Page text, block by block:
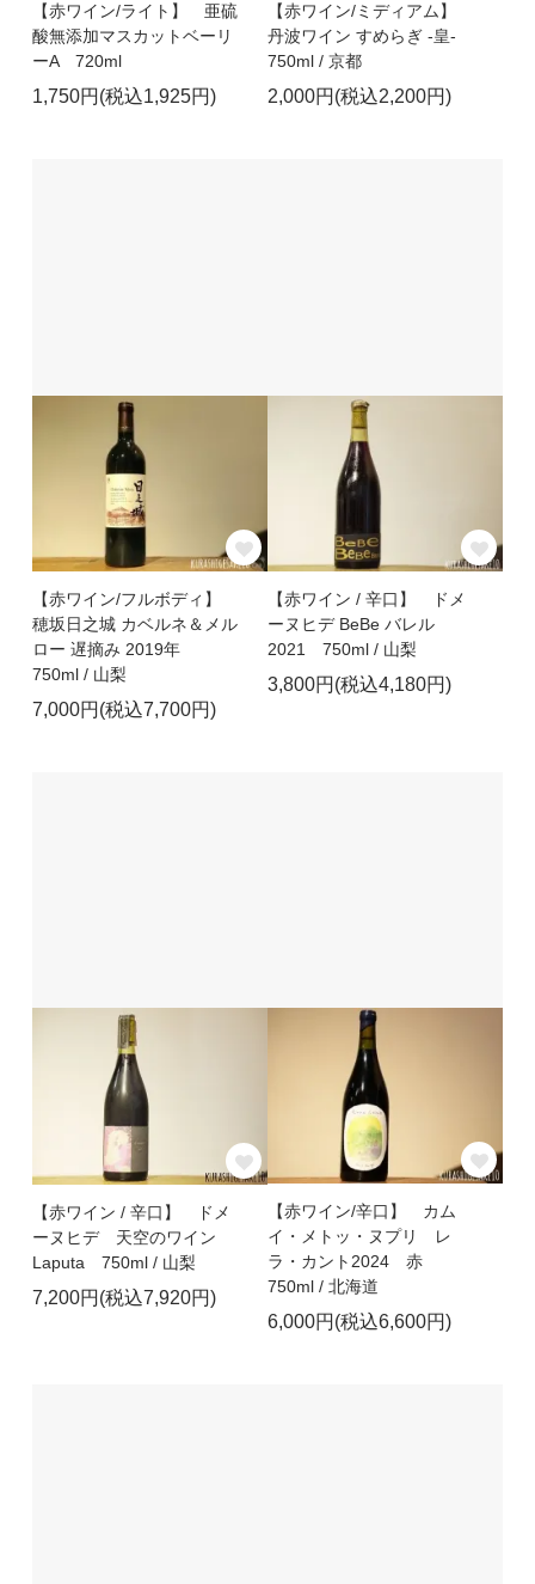
【赤ワイン/ライト】 亜硫
酸無添加マスカットベーリ
ーA 720ml
1,750円(税込1,925円)
【赤ワイン/ミディアム】
丹波ワイン すめらぎ -皇-
750ml / 京都
2,000円(税込2,200円)
【赤ワイン/フルボディ】
穂坂日之城 カベルネ＆メル
ロー 遅摘み 2019年
750ml / 山梨
7,000円(税込7,700円)
【赤ワイン / 辛口】 ドメ
ーヌヒデ BeBe バレル
2021 750ml / 山梨
3,800円(税込4,180円)
【赤ワイン / 辛口】 ドメ
ーヌヒデ 天空のワイン
Laputa 750ml / 山梨
7,200円(税込7,920円)
【赤ワイン/辛口】 カム
イ・メトッ・ヌプリ レ
ラ・カント2024 赤
750ml / 北海道
6,000円(税込6,600円)